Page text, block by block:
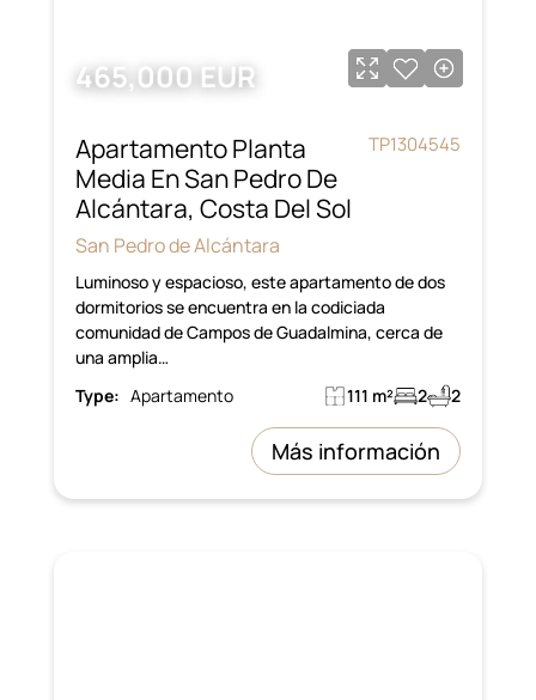
465,000 EUR
Apartamento Planta
Media En San Pedro De
Alcántara, Costa Del Sol
TP1304545
San Pedro de Alcántara
Luminoso y espacioso, este apartamento de dos
dormitorios se encuentra en la codiciada
comunidad de Campos de Guadalmina, cerca de
una amplia…
Type: Apartamento 111 m² 2 2
Más información